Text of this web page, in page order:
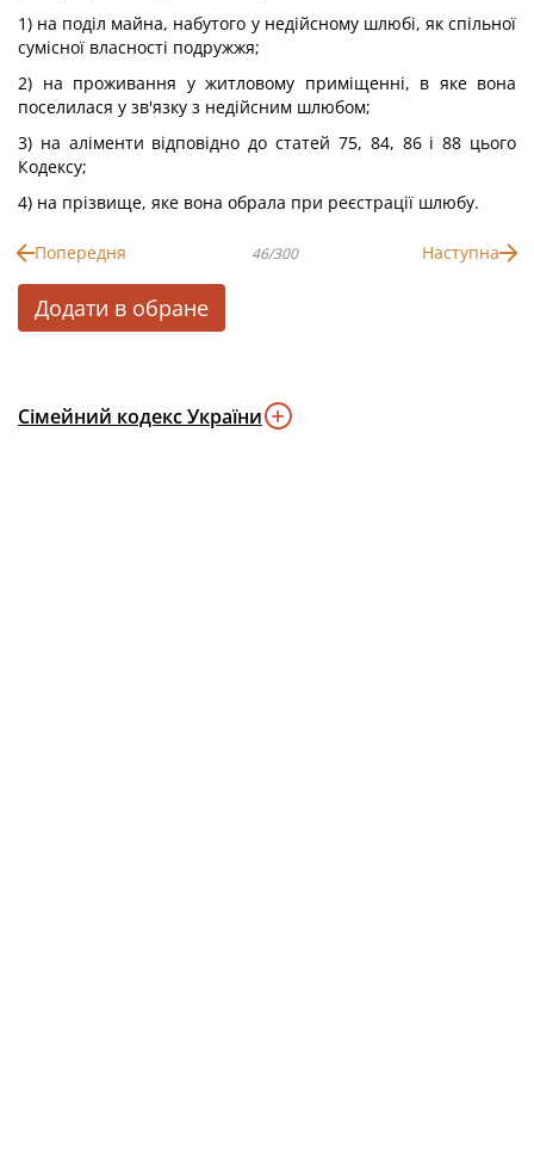
1) на поділ майна, набутого у недійсному шлюбі, як спільної
сумісної власності подружжя;
2) на проживання у житловому приміщенні, в яке вона
поселилася у зв'язку з недійсним шлюбом;
3) на аліменти відповідно до статей 75, 84, 86 і 88 цього
Кодексу;
4) на прізвище, яке вона обрала при реєстрації шлюбу.
Попередня 46/300 Наступна
Додати в обране
Сімейний кодекс України